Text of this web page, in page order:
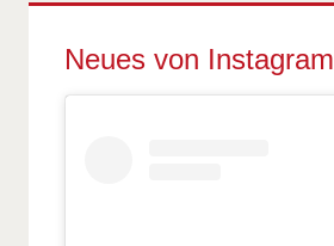
Neues von Instagram